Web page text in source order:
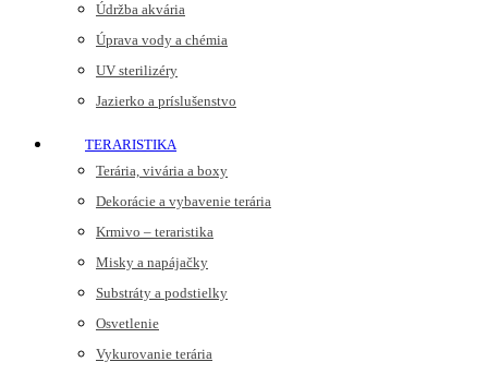
Údržba akvária
Úprava vody a chémia
UV sterilizéry
Jazierko a príslušenstvo
TERARISTIKA
Terária, vivária a boxy
Dekorácie a vybavenie terária
Krmivo – teraristika
Misky a napájačky
Substráty a podstielky
Osvetlenie
Vykurovanie terária